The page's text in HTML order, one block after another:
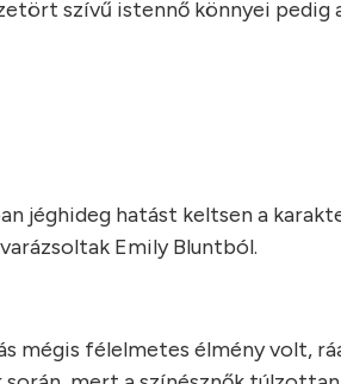
szívű istennő könnyei pedig
jéghideg hatást keltsen a
Emily Bluntból.
mégis félelmetes élmény volt,